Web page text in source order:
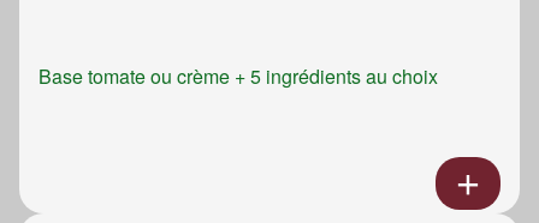
Base tomate ou crème + 5 ingrédients au choix